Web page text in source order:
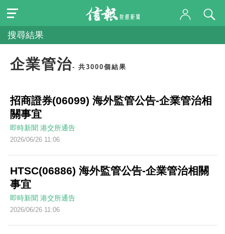
搜尋結果
企業管治- 共3000個結果
招商證券(06099) 海外監管公告-企業管治相
關事宜
即時新聞 港交所通告
2026/06/26 11:06
HTSC(06886) 海外監管公告-企業管治相關
事宜
即時新聞 港交所通告
2026/06/26 11:06